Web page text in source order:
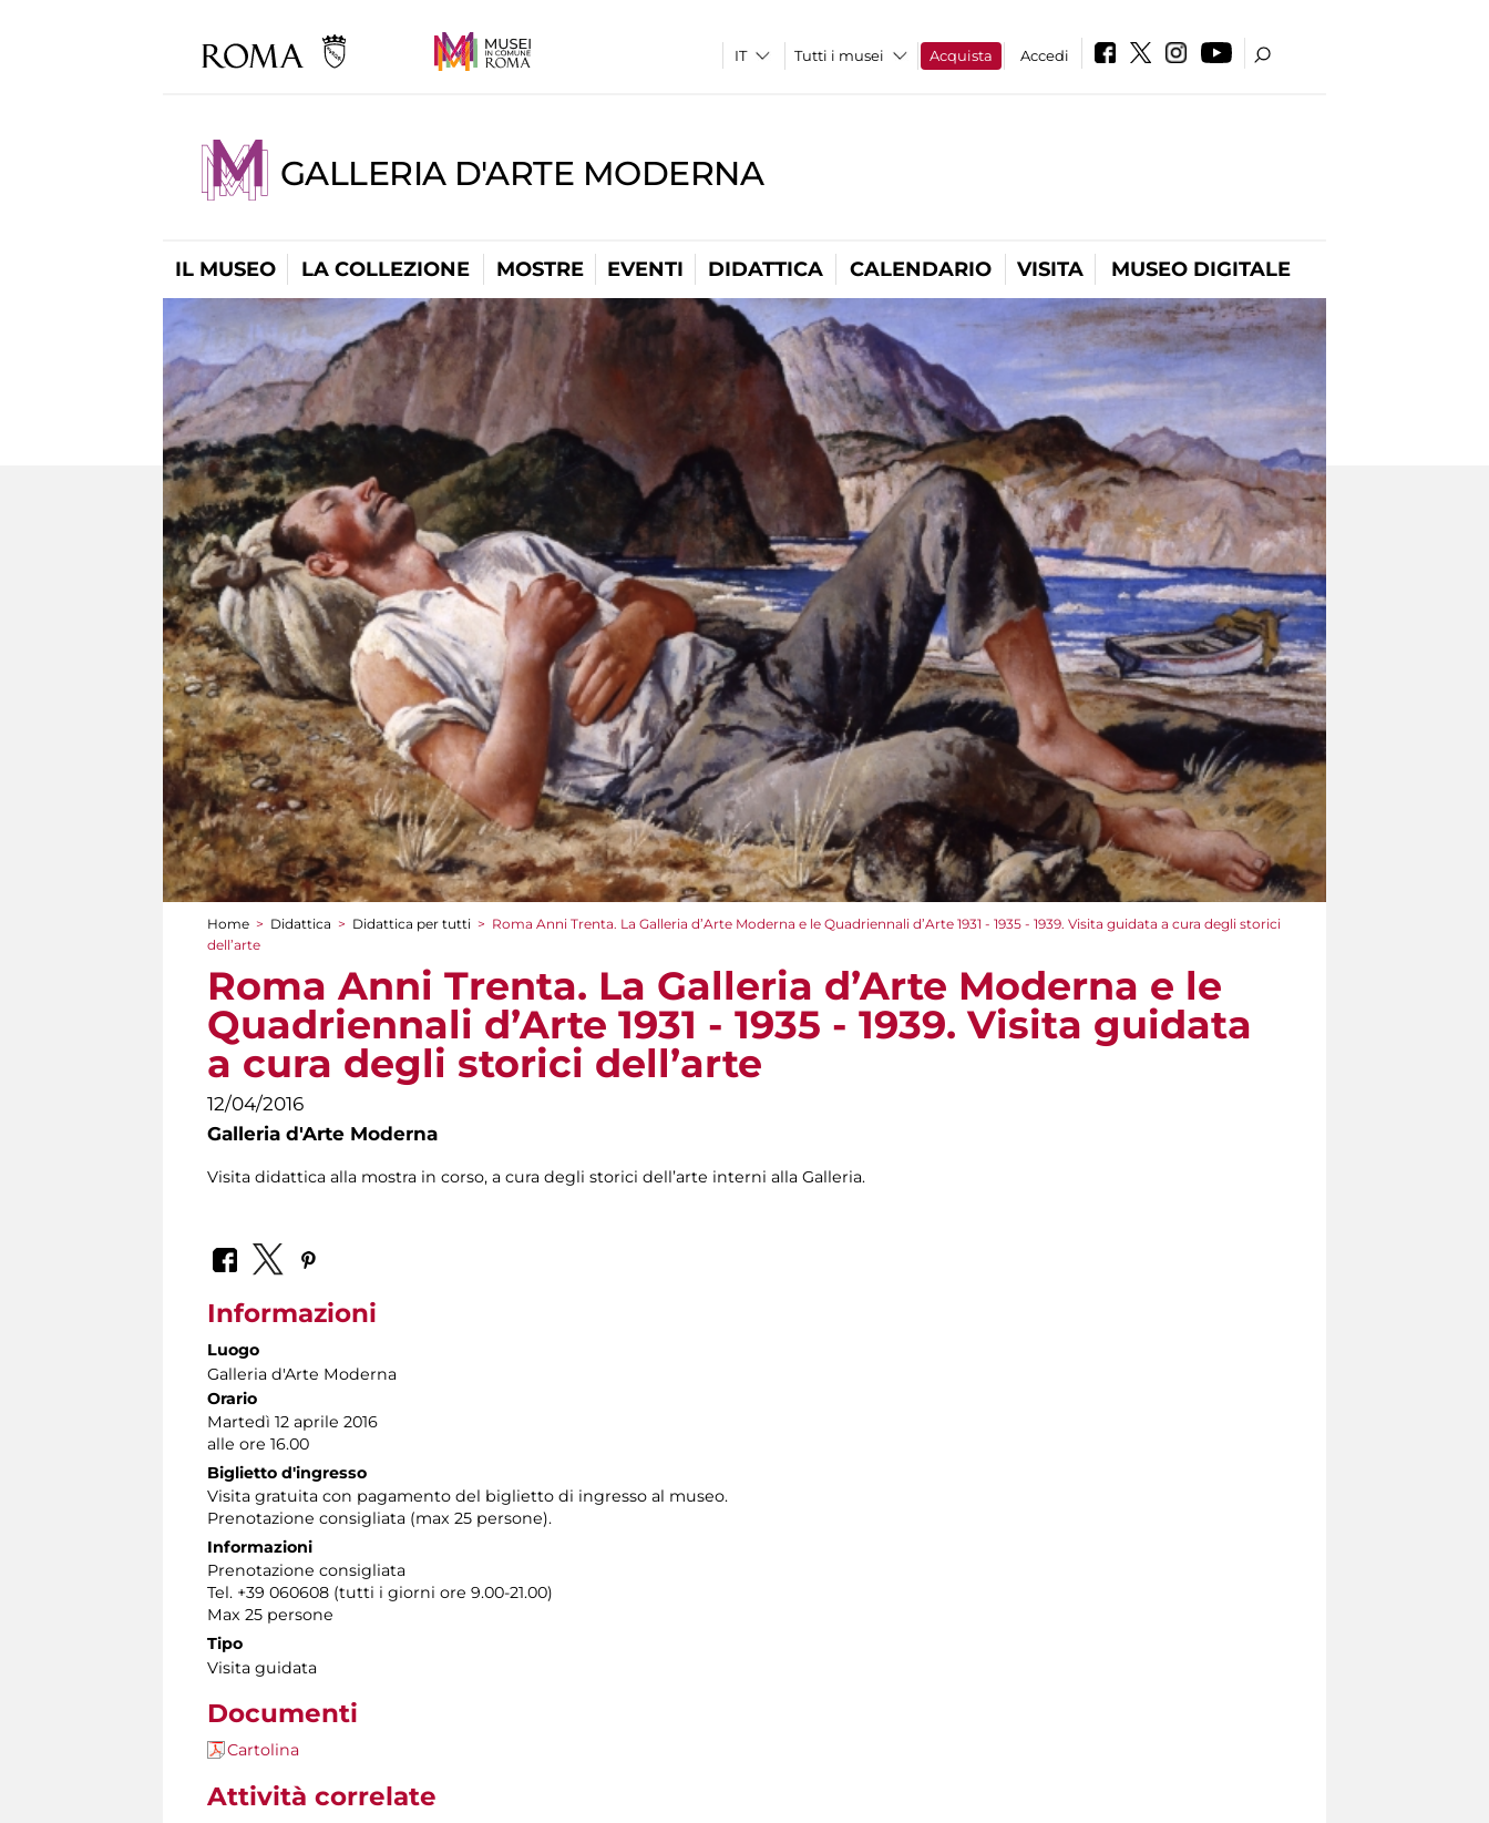
Tutti i musei Acquista Accedi
GALLERIA D'ARTE MODERNA
IL MUSEO LA COLLEZIONE MOSTRE EVENTI DIDATTICA CALENDARIO VISITA MUSEO DIGITALE
Tu sei qui
Home > Didattica > Didattica per tutti > Roma Anni Trenta. La Galleria d’Arte Moderna e le Quadriennali d’Arte 1931 - 1935 - 1939. Visita guidata a cura degli storici
dell’arte
Roma Anni Trenta. La Galleria d’Arte Moderna e le
Quadriennali d’Arte 1931 - 1935 - 1939. Visita guidata
a cura degli storici dell’arte
12/04/2016
Galleria d'Arte Moderna
Visita didattica alla mostra in corso, a cura degli storici dell’arte interni alla Galleria.
Informazioni
Luogo
Galleria d'Arte Moderna
Orario
Martedì 12 aprile 2016
alle ore 16.00
Biglietto d'ingresso
Visita gratuita con pagamento del biglietto di ingresso al museo.
Prenotazione consigliata (max 25 persone).
Informazioni
Prenotazione consigliata
Tel. +39 060608 (tutti i giorni ore 9.00-21.00)
Max 25 persone
Tipo
Visita guidata
Documenti
Cartolina
Attività correlate